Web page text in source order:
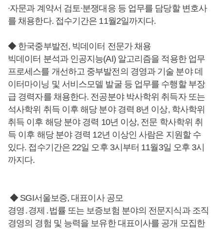
∙자문과 계약서 검토∙분쟁대응 등 업무를 담당할 변호사
를 채용한다. 접수기간은 11월2일까지다.
◆ 한국중부발전, 빅데이터 전문가 채용
빅데이터 분석과 인공지능(AI) 알고리즘을 적용한 업무
프로세스를 개선하고 중부발전의 경영과 기술 분야 데
이터마이닝 및 서비스모델 발굴 등 업무를 수행할 부장
급 경력자를 채용한다. 전공분야 박사학위 취득자 또는
석사학위 취득 이후 해당 분야 경력 8년 이상, 학사학위
취득 이후 해당 분야 경력 10년 이상, 전문 학사학위 취
득 이후 해당 분야 경력 12년 이상인 사람은 지원할 수
있다. 접수기간은 22일 오후 3시부터 11월3일 오후 3시
까지다.
◆ SGI서울보증, 대표이사 공모
경영․경제․법률 또는 보증보험 분야의 전문지식과 조직
경영의 경험 및 능력을 보유한 대표이사를 공개 모집한